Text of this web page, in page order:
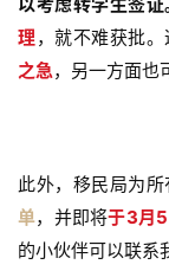
理，就不难获批
之急，另一方面也
此外，移民局为所
单，并即将于3月
的小伙伴可以联系